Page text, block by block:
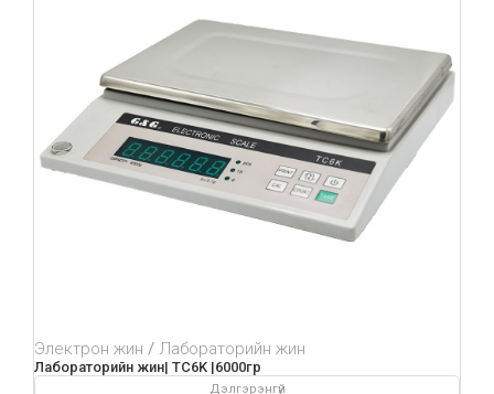
Электрон жин Лабораторийн жин
Лабораторийн жин| TC6K |6000гр
Дэлгэрэнгүй